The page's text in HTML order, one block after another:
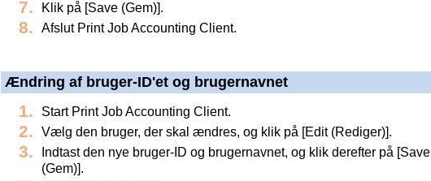
Klik på [Save (Gem)].
Afslut Print Job Accounting Client.
Ændring af bruger-ID'et og brugernavnet
Start Print Job Accounting Client.
Vælg den bruger, der skal ændres, og klik på [Edit (Rediger)].
Indtast den nye bruger-ID og brugernavnet, og klik derefter på [Save
(Gem)].